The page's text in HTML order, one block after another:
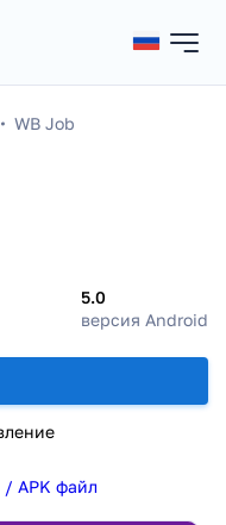
WB Job
5.0
версия Android
/ APK файл